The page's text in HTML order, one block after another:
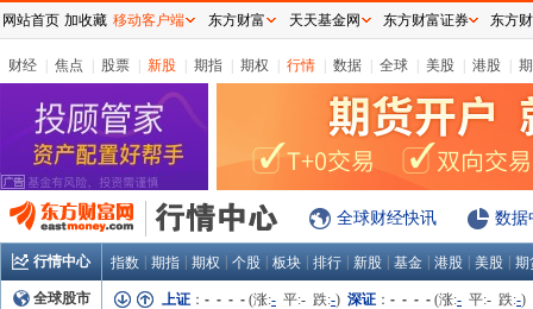
财经 焦点 股票 新股 期指 期权 行情 数据 全球 美股 港股
全球财经快讯 数据
行情中心 指数 期指 期权 个股 板块 排行 新股 基金 港股 美股 期
全球股市 上证 ： - - - - (涨:- 平:- 跌:-) 深证 ： - - - - (涨:- 平:- 跌:-)
网站首页 加收藏 移动客户端 东方财富 天天基金网 东方财富证券 东方